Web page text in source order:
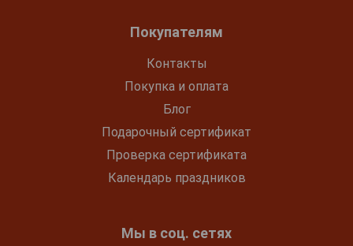
Покупателям
Контакты
Покупка и оплата
Блог
Подарочный сертификат
Проверка сертификата
Календарь праздников
Мы в соц. сетях